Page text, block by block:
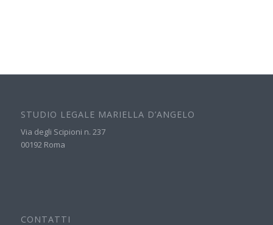
STUDIO LEGALE MARIELLA D’ANGELO
Via degli Scipioni n. 237
00192 Roma
CONTATTI